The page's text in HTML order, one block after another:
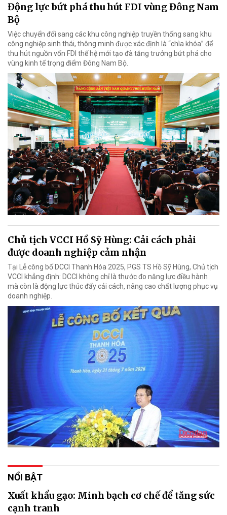
Động lực bứt phá thu hút FDI vùng Đông Nam
Bộ
Việc chuyển đổi sang các khu công nghiệp truyền thống sang khu
công nghiệp sinh thái, thông minh được xác định là “chìa khóa” để
thu hút nguồn vốn FDI thế hệ mới tạo đà tăng trưởng bứt phá cho
vùng kinh tế trọng điểm Đông Nam Bộ.
Chủ tịch VCCI Hồ Sỹ Hùng: Cải cách phải
được doanh nghiệp cảm nhận
Tại Lễ công bố DCCI Thanh Hóa 2025, PGS TS Hồ Sỹ Hùng, Chủ tịch
VCCI khẳng định: DCCI không chỉ là thước đo năng lực điều hành
mà còn là động lực thúc đẩy cải cách, nâng cao chất lượng phục vụ
doanh nghiệp.
NỔI BẬT
Xuất khẩu gạo: Minh bạch cơ chế để tăng sức
cạnh tranh